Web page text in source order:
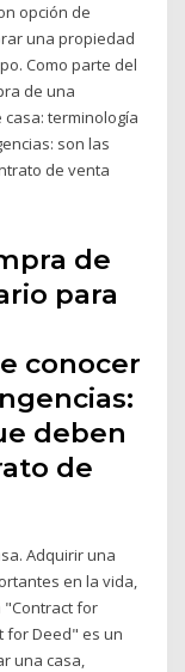
opción de
una propiedad
Como parte del
de una
terminología
son las
de venta
de
para
conocer
deben
de
Adquirir una
en la vida,
"Contract for
for Deed" es un
una casa,